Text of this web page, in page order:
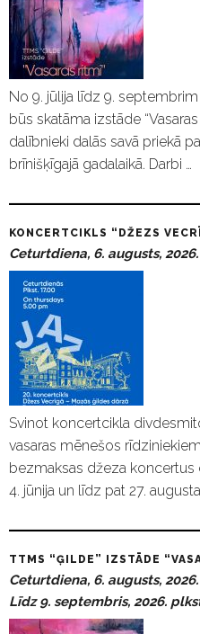
No 9. jūlija līdz 9.
būs skatāma izstāde “Vasaras
dalībnieki dalās savā priekā
brīnišķīgajā gadalaikā. Darbi …
KONCERTCIKLS “DŽEZS
Ceturtdiena, 6. augusts,
Svinot koncertcikla
vasaras mēnešos
bezmaksas džeza
4. jūnija un līdz pat 27.
TTMS “ĢILDE” IZSTĀDE
Ceturtdiena, 6. augusts,
Līdz 9. septembris, 2026.